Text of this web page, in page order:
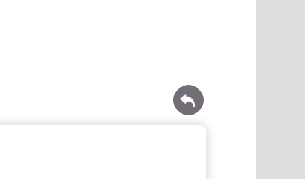
回上一頁